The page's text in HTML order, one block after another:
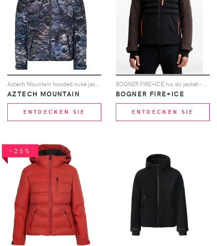
AZTECH MOUNTAIN
ENTDECKEN SIE
BOGNER FIRE+ICE
ENTDECKEN SIE
-25%